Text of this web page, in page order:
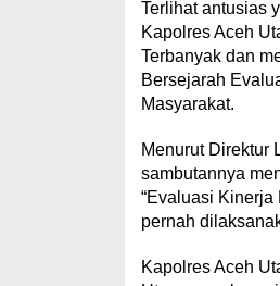
Terlihat antusias
Kapolres Aceh
Terbanyak dan
Bersejarah
Masyarakat.
Menurut Direktur
sambutannya
“Evaluasi
pernah
Kapolres Aceh